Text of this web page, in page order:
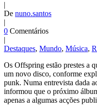
|
De nuno.santos
|
0 Comentários
|
Destaques, Mundo, Música,
Os Offspring estão prestes a
um novo disco, conforme
punk. Numa entrevista dada
informou que o próximo
apenas a algumas acções